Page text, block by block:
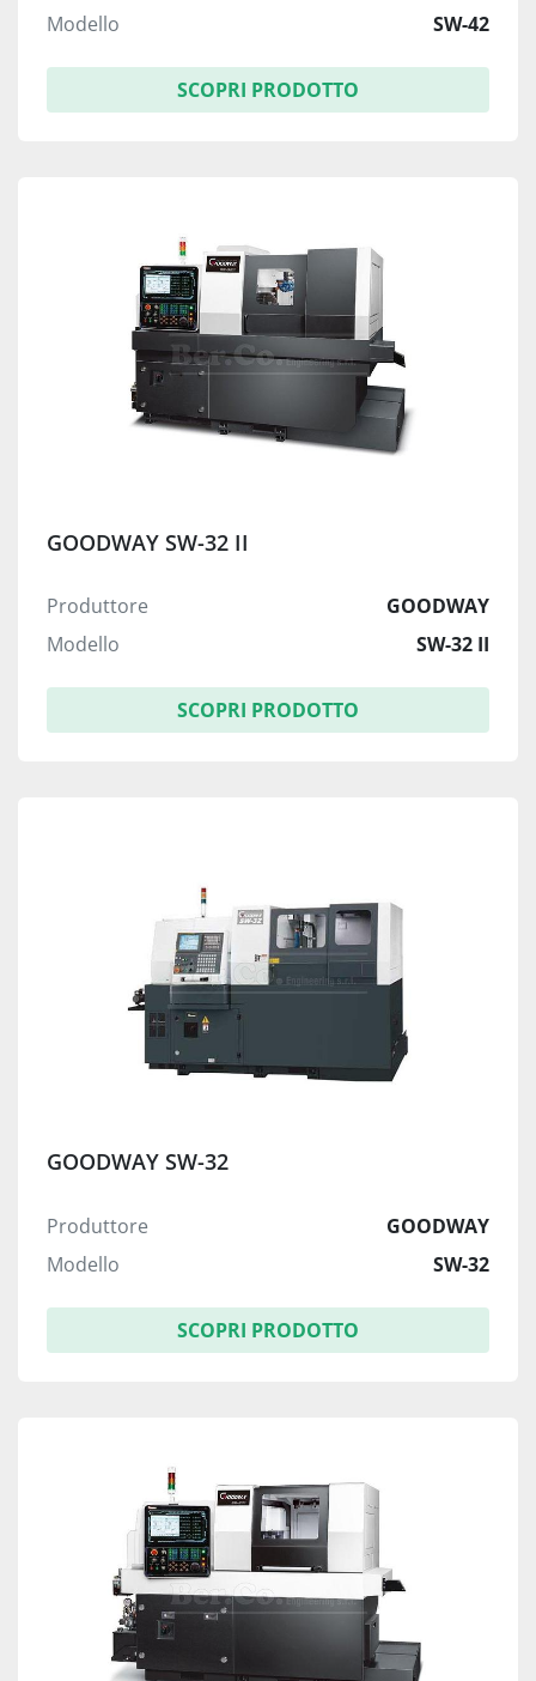
Modello
SW-42
SCOPRI PRODOTTO
GOODWAY SW-32 II
Produttore
GOODWAY
Modello
SW-32 II
SCOPRI PRODOTTO
GOODWAY SW-32
Produttore
GOODWAY
Modello
SW-32
SCOPRI PRODOTTO